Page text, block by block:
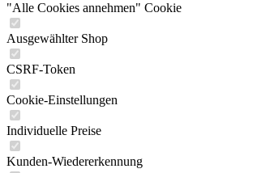
"Alle Cookies annehmen" Cookie
Ausgewählter Shop
CSRF-Token
Cookie-Einstellungen
Individuelle Preise
Kunden-Wiedererkennung